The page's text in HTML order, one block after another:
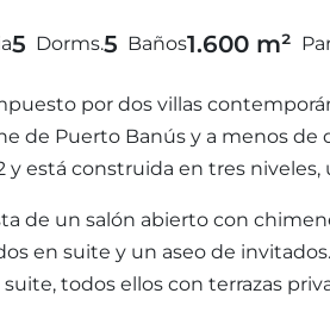
5 Dorms.5 Baños1.600 m²
por dos villas
de Puerto Banús y a menos de
y está construida en tres
de un salón abierto con
en suite y un aseo de
todos ellos con terrazas